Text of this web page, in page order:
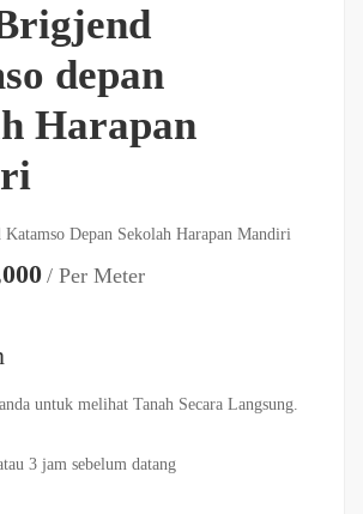
depan
Harapan
Katamso Depan Sekolah Harapan Mandiri
/ Per Meter
untuk melihat Tanah Secara Langsung.
3 jam sebelum datang